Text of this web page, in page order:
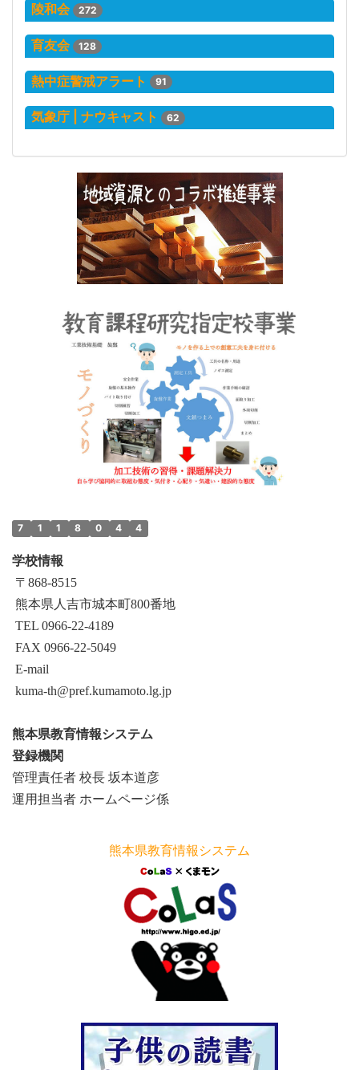
陵和会 272
育友会 128
熱中症警戒アラート 91
気象庁 | ナウキャスト 62
7 1 1 8 0 4 4
学校情報
〒868‐8515
熊本県人吉市城本町800番地
TEL 0966-22-4189
FAX 0966-22-5049
E-mail
kuma-th@pref.kumamoto.lg.jp
熊本県教育情報システム
登録機関
管理責任者 校長 坂本道彦
運用担当者 ホームページ係
熊本県教育情報システム